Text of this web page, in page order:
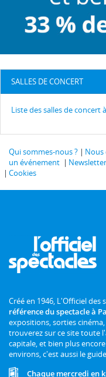
SALLES DE CONCERT
Liste des salles de concert
Qui sommes-nous ? Nous
un événement
Cookies
Créé en 1946, L'Officiel des
référence du spectacle à
expositions, sorties
trouverez sur ce site toute
capitale, et bien plus
environs, c'est aussi le
Chaque mercredi en